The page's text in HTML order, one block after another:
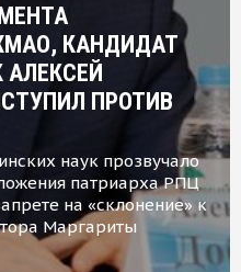
КАНДИДАТ
ПРОТИВ
наук прозвучало
патриарха РПЦ
на «склонение» к
Маргариты